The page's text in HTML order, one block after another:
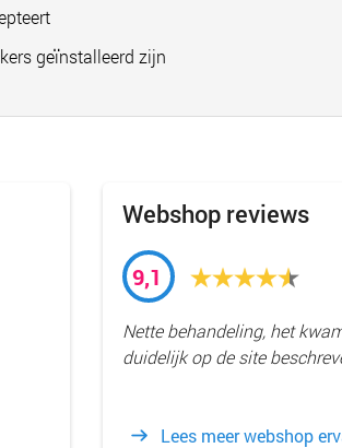
geïnstalleerd zijn
Webshop reviews
9,1
Nette behandeling, het
duidelijk op de site
Lees meer webshop